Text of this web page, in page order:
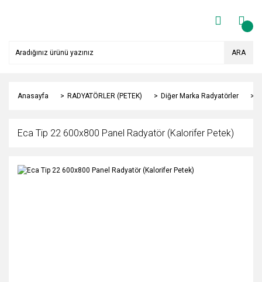
ARA
Anasayfa RADYATÖRLER (PETEK) Diğer Marka Radyatörler
Eca Tip 22 600x800 Panel Radyatör (Kalorifer Petek)